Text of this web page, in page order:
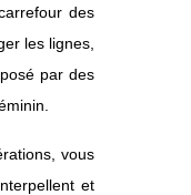
des
les lignes,
par des
vous
et